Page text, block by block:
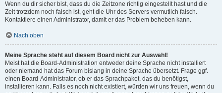
Wenn du dir sicher bist, dass du die Zeitzone richtig eingestellt hast und die
Zeit trotzdem noch falsch ist, geht die Uhr des Servers vermutlich falsch.
Kontaktiere einen Administrator, damit er das Problem beheben kann.
Nach oben
Meine Sprache steht auf diesem Board nicht zur Auswahl!
Meist hat die Board-Administration entweder deine Sprache nicht installiert
oder niemand hat das Forum bislang in deine Sprache übersetzt. Frage ggf.
einen Board-Administrator, ob er das Sprachpaket, das du benötigst,
installieren kann. Falls es noch nicht existiert, würden wir uns freuen, wenn du